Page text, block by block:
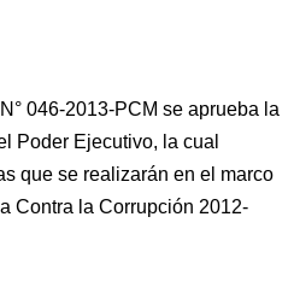
046-2013-PCM se aprueba la
Poder Ejecutivo, la cual
que se realizarán en el marco
Contra la Corrupción 2012-